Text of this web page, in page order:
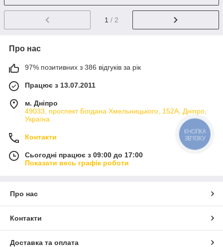
1 / 2
Про нас
97% позитивних з 386 відгуків за рік
Працює з 13.07.2011
м. Дніпро
49033, проспект Богдана Хмельницького, 152А, Дніпро,
Україна
Контакти
Сьогодні працює з 09:00 до 17:00
Показати весь графік роботи
Про нас
Контакти
Доставка та оплата
КНОПКА
ЗВ'ЯЗКУ